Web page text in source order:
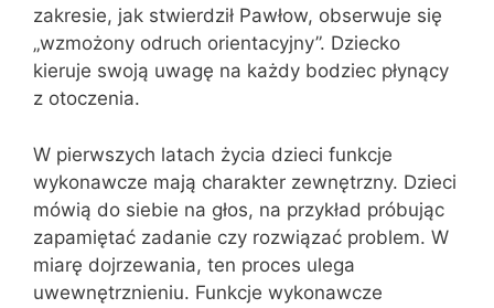
zakresie, jak stwierdził Pawłow, obserwuje się
„wzmożony odruch orientacyjny”. Dziecko
kieruje swoją uwagę na każdy bodziec płynący
z otoczenia.
W pierwszych latach życia dzieci funkcje
wykonawcze mają charakter zewnętrzny. Dzieci
mówią do siebie na głos, na przykład próbując
zapamiętać zadanie czy rozwiązać problem. W
miarę dojrzewania, ten proces ulega
uwewnętrznieniu. Funkcje wykonawcze